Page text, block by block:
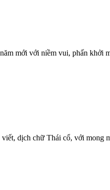
mới với niềm vui, phấn
dịch chữ Thái cổ, với mong